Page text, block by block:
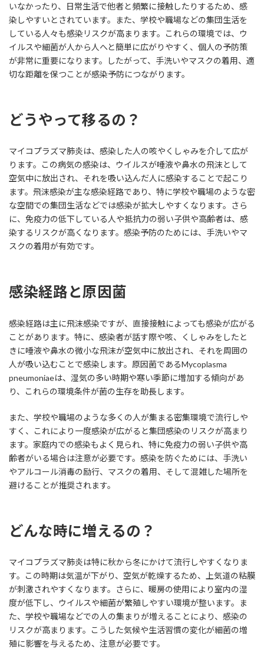
いなかったり、日常生活で他者と頻繁に接触したりするため、感
染しやすいとされています。また、学校や職場などの集団生活を
している人々も感染リスクが高まります。これらの環境では、ウ
イルスや細菌が人から人へと簡単に広がりやすく、個人の予防策
が非常に重要になります。したがって、手洗いやマスクの着用、適
切な距離を保つことが感染予防につながります。
どうやって移るの？
マイコプラズマ肺炎は、感染した人の咳やくしゃみを介して広が
ります。この病気の感染は、ウイルスが唾液や鼻水の飛沫として
空気中に放出され、それを吸い込んだ人に感染することで起こり
ます。飛沫感染が主な感染経路であり、特に学校や職場のような密
な空間での集団生活などでは感染が拡大しやすくなります。さら
に、免疫力の低下している人や抵抗力の弱い子供や高齢者は、感
染するリスクが高くなります。感染予防のためには、手洗いやマ
スクの着用が有効です。
感染経路と原因菌
感染経路は主に飛沫感染ですが、直接接触によっても感染が広がる
ことがあります。特に、感染者が話す際や咳、くしゃみをしたと
きに唾液や鼻水の微小な飛沫が空気中に放出され、それを周囲の
人が吸い込むことで感染します。原因菌であるMycoplasma
pneumoniaeは、湿気の多い時期や寒い季節に増加する傾向があ
り、これらの環境条件が菌の生存を助長します。
また、学校や職場のような多くの人が集まる密集環境で流行しや
すく、これにより一度感染が広がると集団感染のリスクが高まり
ます。家庭内での感染もよく見られ、特に免疫力の弱い子供や高
齢者がいる場合は注意が必要です。感染を防ぐためには、手洗い
やアルコール消毒の励行、マスクの着用、そして混雑した場所を
避けることが推奨されます。
どんな時に増えるの？
マイコプラズマ肺炎は特に秋から冬にかけて流行しやすくなりま
す。この時期は気温が下がり、空気が乾燥するため、上気道の粘膜
が刺激されやすくなります。さらに、暖房の使用により室内の湿
度が低下し、ウイルスや細菌が繁殖しやすい環境が整います。ま
た、学校や職場などでの人の集まりが増えることにより、感染の
リスクが高まります。こうした気候や生活習慣の変化が細菌の増
殖に影響を与えるため、注意が必要です。